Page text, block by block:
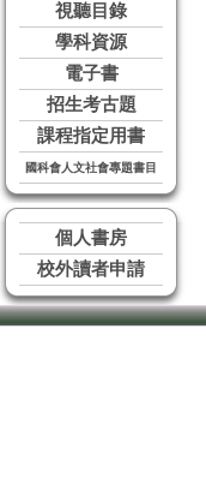
視聽目錄
學科資源
電子書
招生考古題
課程指定用書
國科會人文社會專題書目
個人書房
校外讀者申請